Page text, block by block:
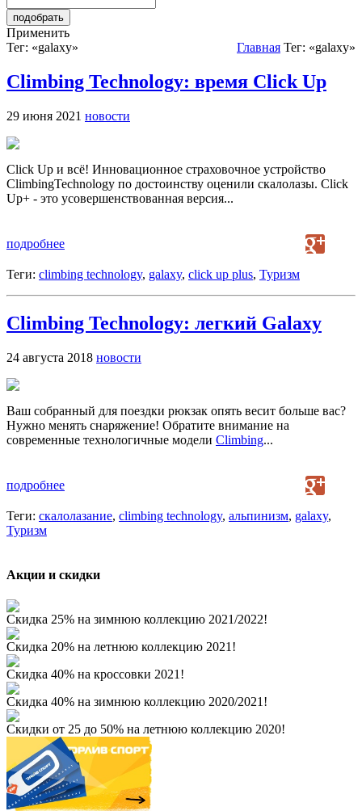
Применить
Тег: «galaxy»
Главная Тег: «galaxy»
Climbing Technology: время Click Up
29 июня 2021 новости
Click Up и всё! Инновационное страховочное устройство
ClimbingTechnology по достоинству оценили скалолазы. Click
Up+ - это усовершенствованная версия...
подробнее
Теги: climbing technology, galaxy, click up plus, Туризм
Climbing Technology: легкий Galaxy
24 августа 2018 новости
Ваш собранный для поездки рюкзак опять весит больше вас?
Нужно менять снаряжение! Обратите внимание на
современные технологичные модели Climbing...
подробнее
Теги: скалолазание, climbing technology, альпинизм, galaxy,
Туризм
Акции и скидки
Скидка 25% на зимнюю коллекцию 2021/2022!
Скидка 20% на летнюю коллекцию 2021!
Скидка 40% на кроссовки 2021!
Скидка 40% на зимнюю коллекцию 2020/2021!
Скидки от 25 до 50% на летнюю коллекцию 2020!